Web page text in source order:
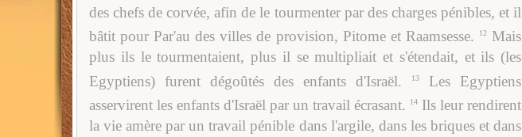
des chefs de corvée, afin de le tourmenter par des charges pénibles, et il
bâtit pour Par'au des villes de provision, Pitome et Raamsesse.
12 Mais
plus ils le tourmentaient, plus il se multipliait et s'étendait, et ils (les
Egyptiens) furent dégoûtés des enfants d'Israël.
13
Les Egyptiens
asservirent les enfants d'Israël par un travail écrasant.
14 Ils leur rendirent
la vie amère par un travail pénible dans l'argile, dans les briques et dans